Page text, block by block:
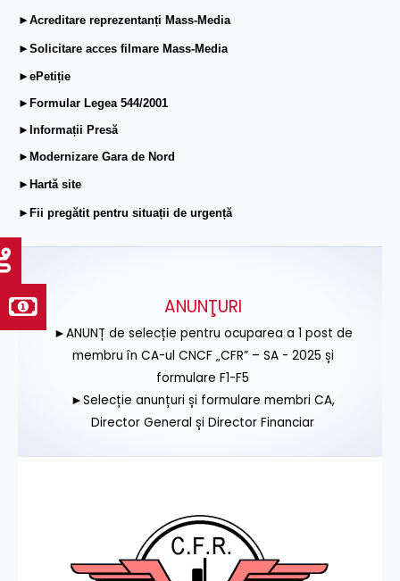
►Acreditare reprezentanți Mass-Media
►Solicitare acces filmare Mass-Media
►ePetiție
►Formular Legea 544/2001
►Informații Presă
►Modernizare Gara de Nord
►Hartă site
►Fii pregătit pentru situații de urgență
ANUNŢURI
►ANUNȚ de selecție pentru ocuparea a 1 post de
membru în CA-ul CNCF „CFR” – SA - 2025 și
formulare F1-F5
►Selecție anunțuri și formulare membri CA,
Director General și Director Financiar